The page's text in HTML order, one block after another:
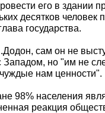
его в здании
десятков человек
государства.
сам он не
но "им не
нам ценности".
98% населения
реакция